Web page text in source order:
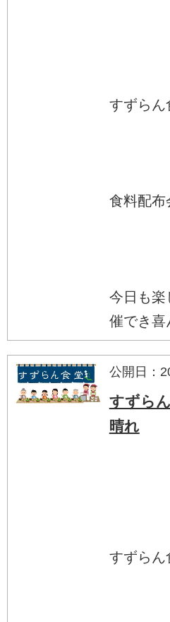
すずら
食料配布
今日も楽
催でき喜
公開日：
すずら
晴れ
すずら